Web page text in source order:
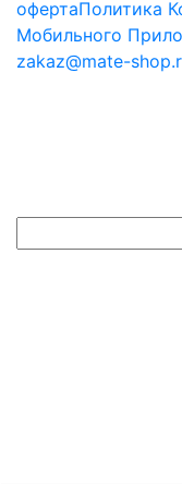
офертаПолитика
Мобильного
zakaz@mate-